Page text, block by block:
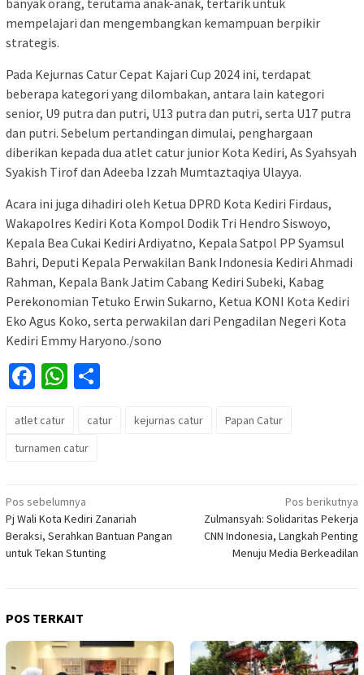
banyak orang, terutama anak-anak, tertarik untuk
mempelajari dan mengembangkan kemampuan berpikir
strategis.
Pada Kejurnas Catur Cepat Kajari Cup 2024 ini, terdapat
beberapa kategori yang dilombakan, antara lain kategori
senior, U9 putra dan putri, U13 putra dan putri, serta U17 putra
dan putri. Sebelum pertandingan dimulai, penghargaan
diberikan kepada dua atlet catur junior Kota Kediri, As Syahsyah
Syakish Tirof dan Adeeba Izzah Mumtaztaqiya Ulayya.
Acara ini juga dihadiri oleh Ketua DPRD Kota Kediri Firdaus,
Wakapolres Kediri Kota Kompol Dodik Tri Hendro Siswoyo,
Kepala Bea Cukai Kediri Ardiyatno, Kepala Satpol PP Syamsul
Bahri, Deputi Kepala Perwakilan Bank Indonesia Kediri Ahmadi
Rahman, Kepala Bank Jatim Cabang Kediri Subeki, Kabag
Perekonomian Tetuko Erwin Sukarno, Ketua KONI Kota Kediri
Eko Agus Koko, serta perwakilan dari Pengadilan Negeri Kota
Kediri Emmy Haryono./sono
Facebook
WhatsApp
atlet catur catur kejurnas catur
Papan Catur
turnamen catur
Navigasi
pos
Pos sebelumnya
Pj Wali Kota Kediri Zanariah
Beraksi, Serahkan Bantuan Pangan
untuk Tekan Stunting
Pos berikutnya
Zulmansyah: Solidaritas Pekerja
CNN Indonesia, Langkah Penting
Menuju Media Berkeadilan
POS TERKAIT